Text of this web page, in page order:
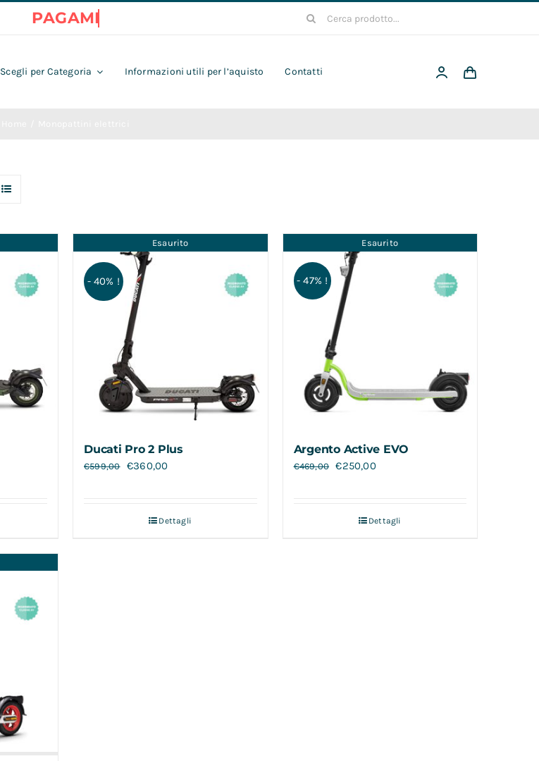
Cerca
Scegli per Categoria Informazioni utili per l’aquisto Contatti
Esaurito
- 40% !
Ducati Pro 2 Plus
€599,00 €360,00
Dettagli
Esaurito
- 47% !
Argento Active EVO
€469,00 €250,00
Dettagli